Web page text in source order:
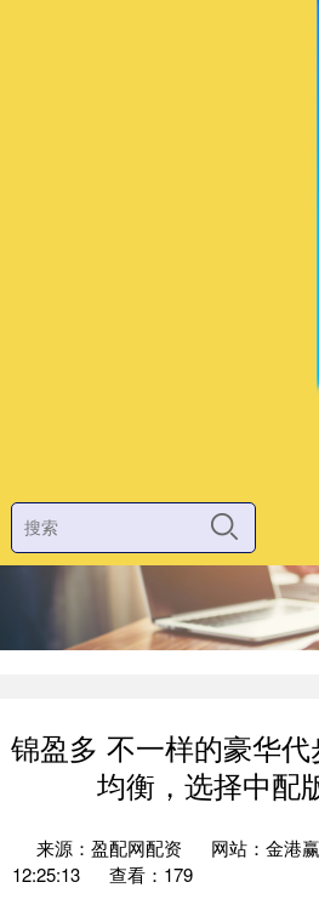
锦盈多 不一样的豪华
均衡，选择中配
来源：盈配网配资 网站：金港
12:25:13
查看：179